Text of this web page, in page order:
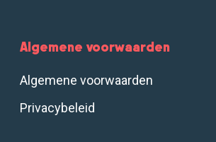
Algemene voorwaarden
Algemene voorwaarden
Privacybeleid